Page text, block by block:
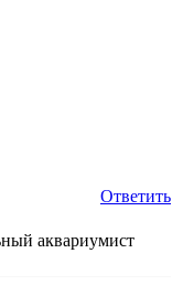
Ответить
аквариумист